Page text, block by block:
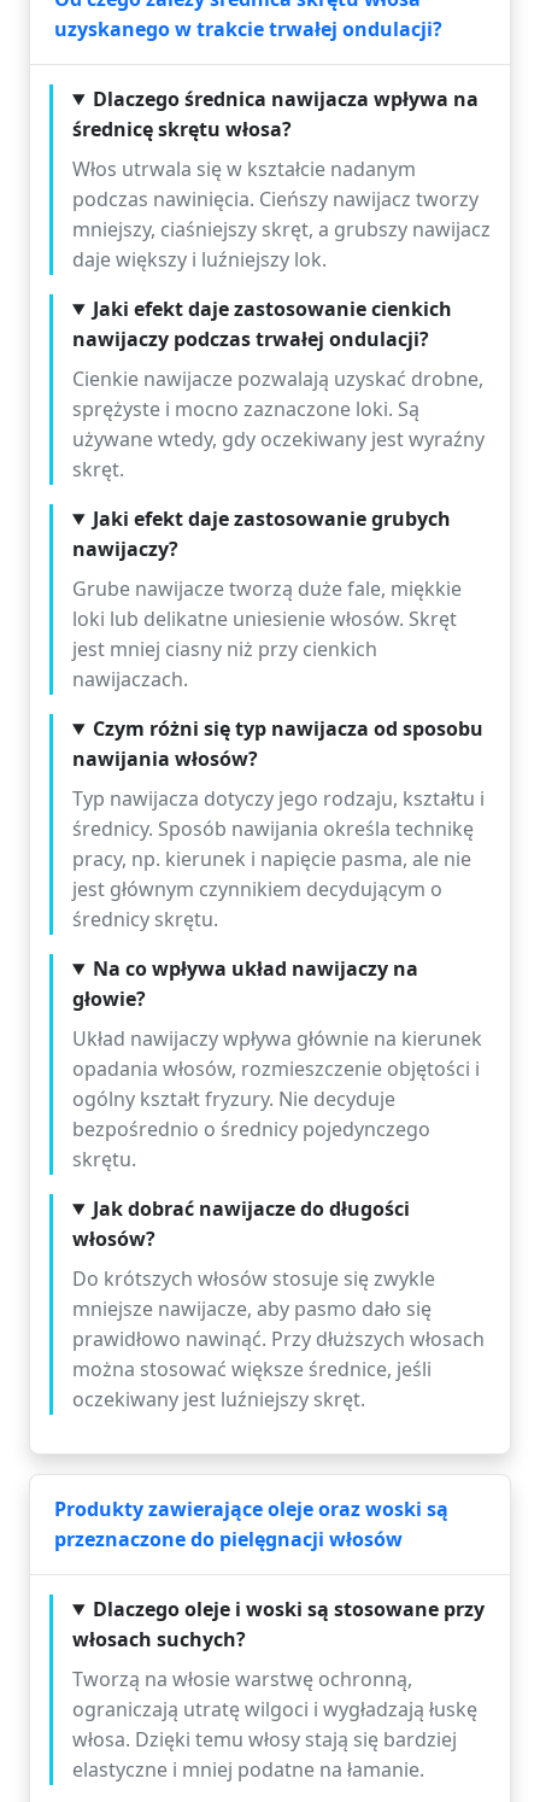
uzyskanego w trakcie trwałej ondulacji?
Dlaczego średnica nawijacza wpływa na
średnicę skrętu włosa?
Włos utrwala się w kształcie nadanym
podczas nawinięcia. Cieńszy nawijacz tworzy
mniejszy, ciaśniejszy skręt, a grubszy nawijacz
daje większy i luźniejszy lok.
Jaki efekt daje zastosowanie cienkich
nawijaczy podczas trwałej ondulacji?
Cienkie nawijacze pozwalają uzyskać drobne,
sprężyste i mocno zaznaczone loki. Są
używane wtedy, gdy oczekiwany jest wyraźny
skręt.
Jaki efekt daje zastosowanie grubych
nawijaczy?
Grube nawijacze tworzą duże fale, miękkie
loki lub delikatne uniesienie włosów. Skręt
jest mniej ciasny niż przy cienkich
nawijaczach.
Czym różni się typ nawijacza od sposobu
nawijania włosów?
Typ nawijacza dotyczy jego rodzaju, kształtu i
średnicy. Sposób nawijania określa technikę
pracy, np. kierunek i napięcie pasma, ale nie
jest głównym czynnikiem decydującym o
średnicy skrętu.
Na co wpływa układ nawijaczy na
głowie?
Układ nawijaczy wpływa głównie na kierunek
opadania włosów, rozmieszczenie objętości i
ogólny kształt fryzury. Nie decyduje
bezpośrednio o średnicy pojedynczego
skrętu.
Jak dobrać nawijacze do długości
włosów?
Do krótszych włosów stosuje się zwykle
mniejsze nawijacze, aby pasmo dało się
prawidłowo nawinąć. Przy dłuższych włosach
można stosować większe średnice, jeśli
oczekiwany jest luźniejszy skręt.
Produkty zawierające oleje oraz woski są
przeznaczone do pielęgnacji włosów
Dlaczego oleje i woski są stosowane przy
włosach suchych?
Tworzą na włosie warstwę ochronną,
ograniczają utratę wilgoci i wygładzają łuskę
włosa. Dzięki temu włosy stają się bardziej
elastyczne i mniej podatne na łamanie.